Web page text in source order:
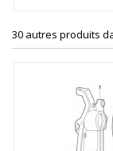
30 autres produits